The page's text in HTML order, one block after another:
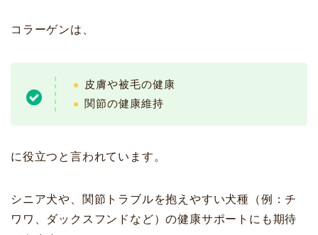
コラーゲンは、
皮膚や被毛の健康
関節の健康維持
に役立つと言われています。
シニア犬や、関節トラブルを抱えやすい犬種（例：チ
ワワ、ダックスフンドなど）の健康サポートにも期待